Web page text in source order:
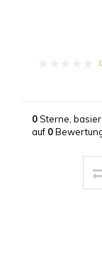
0Sterne,
auf 0